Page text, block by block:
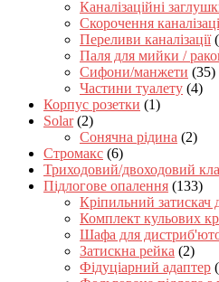
Каналізаційні
Скорочення
Переливи каналізації
Паля для мийки /
Сифони/манжети (35)
Частини туалету (4)
Корпус розетки (1)
Solar (2)
Сонячна рідина (2)
Стромакс (6)
Триходовий/двоходовий
Підлогове опалення (133)
Кріпильний затискач
Комплект кульових
Шафа для
Затискна рейка (2)
Фідуціарний адаптер